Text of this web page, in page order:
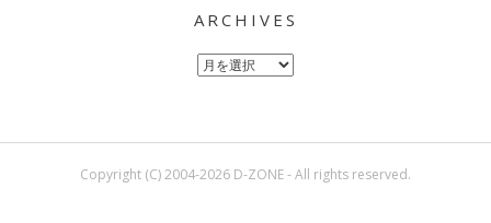
ARCHIVES
Archives
Copyright (C) 2004-2026 D-ZONE - All rights reserved.